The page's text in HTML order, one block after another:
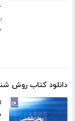
دانلود کتاب روش